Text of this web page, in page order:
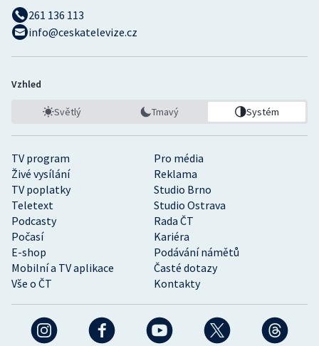
TV program
Pro média
Živé vysílání
Reklama
TV poplatky
Studio Brno
Teletext
Studio Ostrava
Podcasty
Rada ČT
Počasí
Kariéra
E-shop
Podávání námětů
Mobilní a TV aplikace
Časté dotazy
Vše o ČT
Kontakty
261 136 113
info@ceskatelevize.cz
Vzhled
Světlý Tmavý Systém